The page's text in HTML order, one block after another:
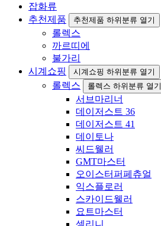
잡화류
추천제품
추천제품 하위분류 열기
롤렉스
까르띠에
불가리
시계쇼핑
시계쇼핑 하위분류 열기
롤렉스 롤렉스 하위분류 열기
서브마리너
데이저스트 36
데이저스트 41
데이토나
씨드웰러
GMT마스터
오이스터퍼페츄얼
익스플로러
스카이드웰러
요트마스터
셀리니